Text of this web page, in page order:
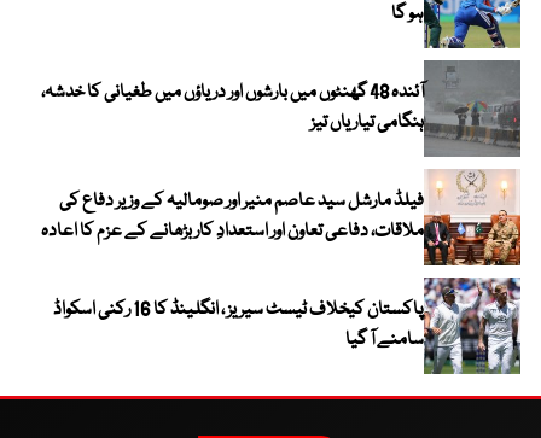
ہو گا
آئندہ 48 گھنٹوں میں بارشوں اور دریاؤں میں طغیانی کا خدشہ،
ہنگامی تیاریاں تیز
فیلڈ مارشل سید عاصم منیر اور صومالیہ کے وزیر دفاع کی
ملاقات، دفاعی تعاون اور استعدادِ کار بڑھانے کے عزم کا اعادہ
پاکستان کیخلاف ٹیسٹ سیریز ، انگلینڈ کا 16 رکنی اسکواڈ
سامنے آ گیا